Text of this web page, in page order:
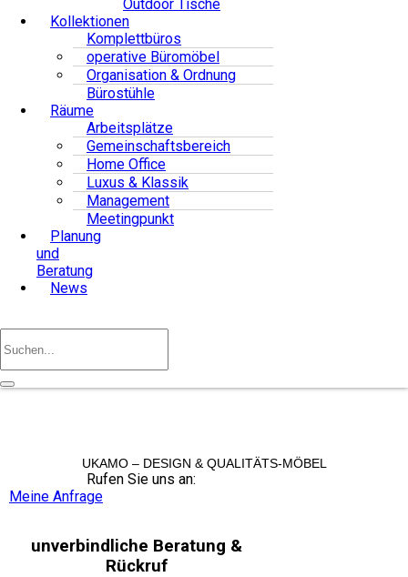
Outdoor Tische
Kollektionen
Komplettbüros
operative Büromöbel
Organisation & Ordnung
Bürostühle
Räume
Arbeitsplätze
Gemeinschaftsbereich
Home Office
Luxus & Klassik
Management
Meetingpunkt
Planung
und
Beratung
News
UKAMO – DESIGN & QUALITÄTS-MÖBEL
Rufen Sie uns an:
Meine Anfrage
unverbindliche Beratung &
Rückruf